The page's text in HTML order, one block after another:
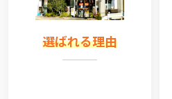
選ばれる理由